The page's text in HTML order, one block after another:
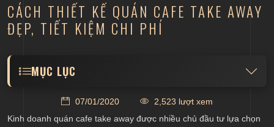
CÁCH THIẾT KẾ QUÁN CAFE TAKE AWAY
ĐẸP, TIẾT KIỆM CHI PHÍ
MỤC LỤC
Tập trung thiết kế bảng hiệu và quầy bar ấn tượng
07/01/2020
2,523 lượt xem
Kinh doanh quán cafe take away được nhiều chủ đầu tư lựa chọn